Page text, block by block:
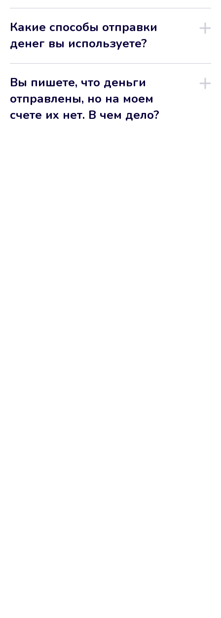
Какие способы отправки
денег вы используете?
Вы пишете, что деньги
отправлены, но на моем
счете их нет. В чем дело?